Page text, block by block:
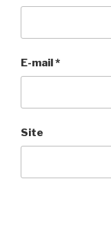
E-mail*
Site